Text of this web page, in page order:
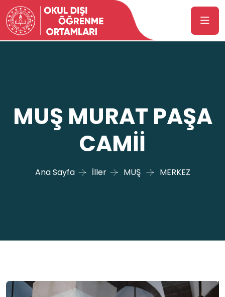
MUŞ MURAT PAŞA
CAMİİ
Ana Sayfa İller MUŞ MERKEZ